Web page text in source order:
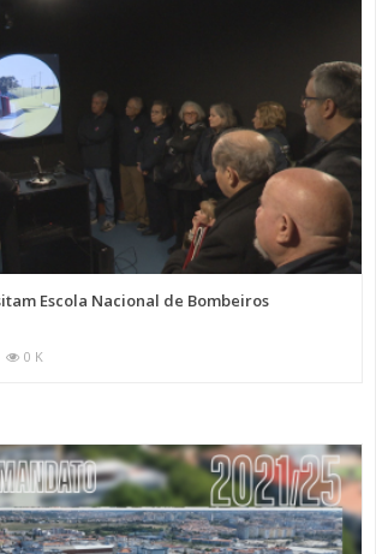
Escola Nacional de Bombeiros
0 K